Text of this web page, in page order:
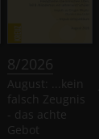
8/2026
August: ...kein
falsch Zeugnis
- das achte
Gebot